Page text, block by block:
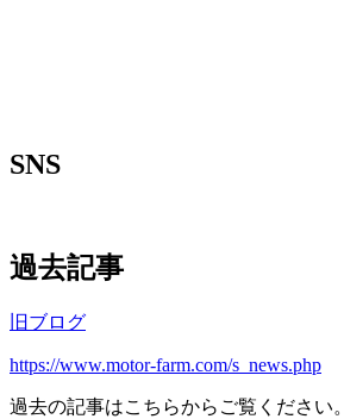
SNS
過去記事
旧ブログ
https://www.motor-farm.com/s_news.php
過去の記事はこちらからご覧ください。